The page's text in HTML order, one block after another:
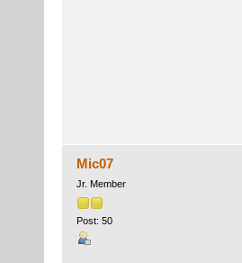
Mic07
Jr. Member
Post: 50